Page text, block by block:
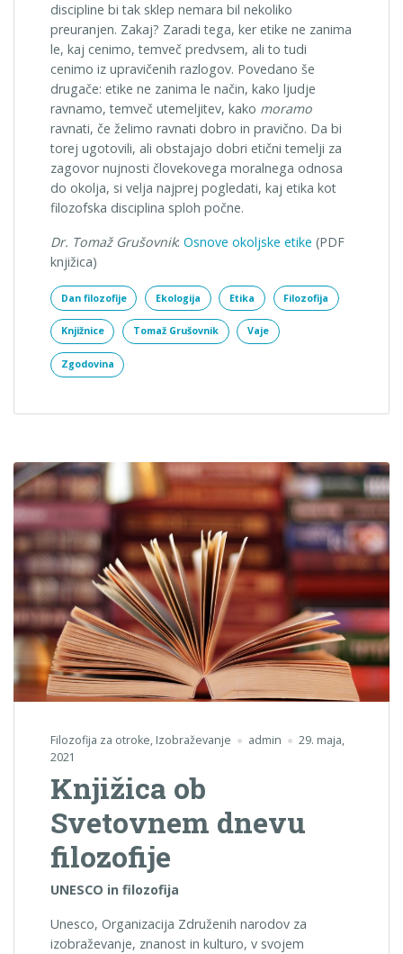
discipline bi tak sklep nemara bil nekoliko
preuranjen. Zakaj? Zaradi tega, ker etike ne zanima
le, kaj cenimo, temveč predvsem, ali to tudi
cenimo iz upravičenih razlogov. Povedano še
drugače: etike ne zanima le način, kako ljudje
ravnamo, temveč utemeljitev, kako moramo
ravnati, če želimo ravnati dobro in pravično. Da bi
torej ugotovili, ali obstajajo dobri etični temelji za
zagovor nujnosti človekovega moralnega odnosa
do okolja, si velja najprej pogledati, kaj etika kot
filozofska disciplina sploh počne.
Dr. Tomaž Grušovnik: Osnove okoljske etike (PDF
knjižica)
Dan filozofije Ekologija Etika Filozofija
Knjižnice Tomaž Grušovnik Vaje
Zgodovina
Filozofija za otroke, Izobraževanje admin
29. maja,
2021
Knjižica ob
Svetovnem dnevu
filozofije
UNESCO in filozofija
Unesco, Organizacija Združenih narodov za
izobraževanje, znanost in kulturo, v svojem